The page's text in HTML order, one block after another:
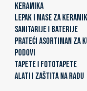
KERAMIKA
LEPAK I MASE ZA
SANITARIJE I BATERIJE
PRATEĆI ASORTIMAN ZA
PODOVI
TAPETE I FOTOTAPETE
ALATI I ZAŠTITA NA RADU